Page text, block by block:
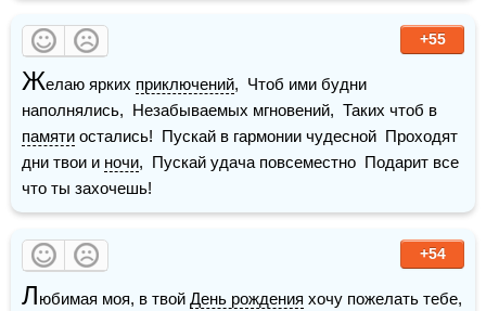
+55
Желаю ярких приключений,  Чтоб ими будни
памяти остались!  Пускай в гармонии чудесной  Проходят
дни твои и ночи,  Пускай удача повсеместно  Подарит все
что ты захочешь!
+54
Любимая моя, в твой День рождения хочу пожелать тебе,